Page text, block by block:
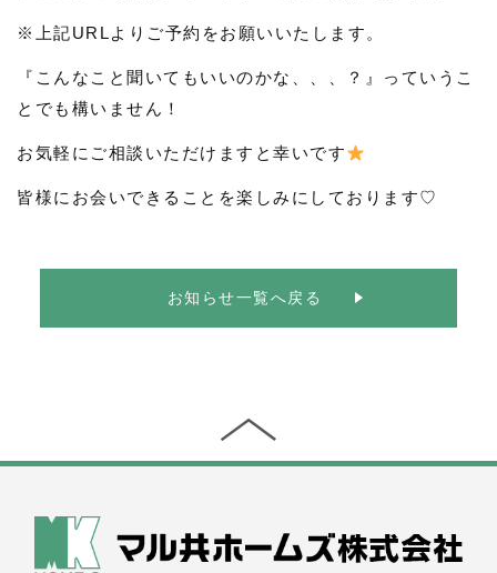
※上記URLよりご予約をお願いいたします。
『こんなこと聞いてもいいのかな、、、？』っていうこ
とでも構いません！
お気軽にご相談いただけますと幸いです
皆様にお会いできることを楽しみにしております♡
お知らせ一覧へ戻る